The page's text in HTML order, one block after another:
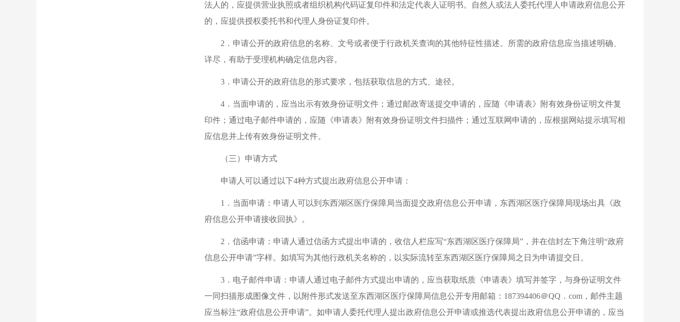
法人的，应提供营业执照或者组织机构代码证复印件和法定代表人证明书。自然人或法人委托代理人申请政府信息公开
的，应提供授权委托书和代理人身份证复印件。
2．申请公开的政府信息的名称、文号或者便于行政机关查询的其他特征性描述。所需的政府信息应当描述明确、
详尽，有助于受理机构确定信息内容。
3．申请公开的政府信息的形式要求，包括获取信息的方式、途径。
4．当面申请的，应当出示有效身份证明文件；通过邮政寄送提交申请的，应随《申请表》附有效身份证明文件复
印件；通过电子邮件申请的，应随《申请表》附有效身份证明文件扫描件；通过互联网申请的，应根据网站提示填写相
应信息并上传有效身份证明文件。
（三）申请方式
申请人可以通过以下4种方式提出政府信息公开申请：
1．当面申请：申请人可以到东西湖区医疗保障局当面提交政府信息公开申请，东西湖区医疗保障局现场出具《政
府信息公开申请接收回执》。
2．信函申请：申请人通过信函方式提出申请的，收信人栏应写“东西湖区医疗保障局”，并在信封左下角注明“政府
信息公开申请”字样。如填写为其他行政机关名称的，以实际流转至东西湖区医疗保障局之日为申请提交日。
3．电子邮件申请：申请人通过电子邮件方式提出申请的，应当获取纸质《申请表》填写并签字，与身份证明文件
一同扫描形成图像文件，以附件形式发送至东西湖区医疗保障局信息公开专用邮箱：187394406＠QQ．com，邮件主题
应当标注“政府信息公开申请”。如申请人委托代理人提出政府信息公开申请或推选代表提出政府信息公开申请的，应当